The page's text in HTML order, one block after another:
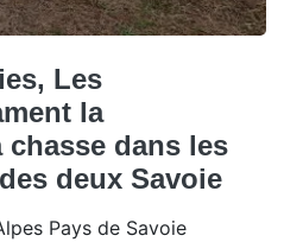
Les
la
dans les
deux Savoie
Pays de Savoie